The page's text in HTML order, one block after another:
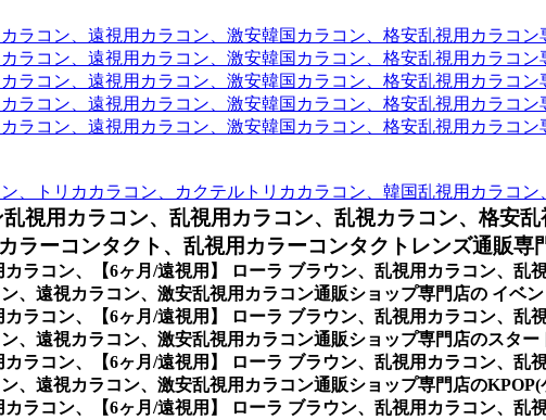
ラコン、遠視用カラコン、激安韓国カラコン、格安乱視用カラコン
ラコン、遠視用カラコン、激安韓国カラコン、格安乱視用カラコン
ラコン、遠視用カラコン、激安韓国カラコン、格安乱視用カラコン
ラコン、遠視用カラコン、激安韓国カラコン、格安乱視用カラコン
ラコン、遠視用カラコン、激安韓国カラコン、格安乱視用カラコン
、トリカカラコン、カクテルトリカカラコン、韓国乱視用カラコ
視用カラコン、 乱視用カラコン、乱視カラコン、格安
ラーコンタクト、乱視用カラーコンタクトレンズ通販専
ラコン、
【6ヶ月/遠視用】 ローラ ブラウン、乱視用カラコン、
、遠視カラコン、激安乱視用カラコン通販ショップ専門店の イベン
ラコン、
【6ヶ月/遠視用】 ローラ ブラウン、乱視用カラコン、
、遠視カラコン、激安乱視用カラコン通販ショップ専門店のスター
ラコン、
【6ヶ月/遠視用】 ローラ ブラウン、乱視用カラコン、
、遠視カラコン、激安乱視用カラコン通販ショップ専門店のKPOP(
ラコン、
【6ヶ月/遠視用】 ローラ ブラウン、乱視用カラコン、